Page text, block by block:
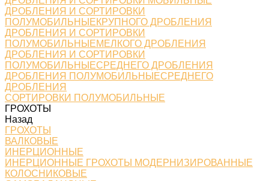
ДРОБЛЕНИЯ И СОРТИРОВКИ
ПОЛУМОБИЛЬНЫЕКРУПНОГО ДРОБЛЕНИЯ
ДРОБЛЕНИЯ И СОРТИРОВКИ
ПОЛУМОБИЛЬНЫЕМЕЛКОГО ДРОБЛЕНИЯ
ДРОБЛЕНИЯ И СОРТИРОВКИ
ПОЛУМОБИЛЬНЫЕСРЕДНЕГО ДРОБЛЕНИЯ
ДРОБЛЕНИЯ ПОЛУМОБИЛЬНЫЕСРЕДНЕГО
ДРОБЛЕНИЯ
СОРТИРОВКИ ПОЛУМОБИЛЬНЫЕ
ГРОХОТЫ
Назад
ГРОХОТЫ
ВАЛКОВЫЕ
ИНЕРЦИОННЫЕ
ИНЕРЦИОННЫЕ ГРОХОТЫ МОДЕРНИЗИРОВАННЫЕ
КОЛОСНИКОВЫЕ